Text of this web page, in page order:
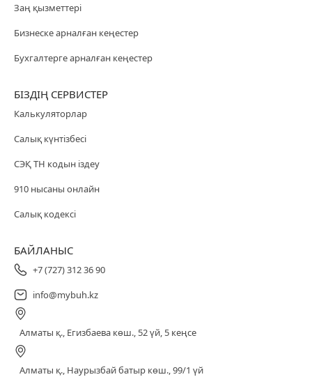
Заң қызметтері
Бизнеске арналған кеңестер
Бухгалтерге арналған кеңестер
БІЗДІҢ СЕРВИСТЕР
Калькуляторлар
Салық күнтізбесі
СЭҚ ТН кодын іздеу
910 нысаны онлайн
Салық кодексі
БАЙЛАНЫС
+7 (727) 312 36 90
info@mybuh.kz
Алматы қ., Егизбаева көш., 52 үй, 5 кеңсе
Алматы қ., Наурызбай батыр көш., 99/1 үй